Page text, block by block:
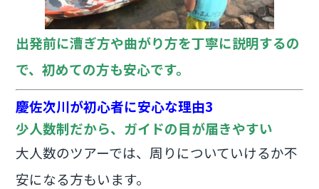
出発前に漕ぎ方や曲がり方を丁寧に説明するの
で、初めての方も安心です。
慶佐次川が初心者に安心な理由3
少人数制だから、ガイドの目が届きやすい
大人数のツアーでは、周りについていけるか不
安になる方もいます。